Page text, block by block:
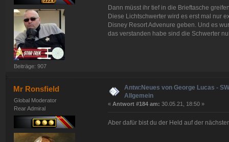
Beiträge: 907
Dann müsst ihr tief in die Brieftasche
Diese Lichtschwerter wird es erst mal nur
Disney Resort Advenure geben. Und es
das verstanden habe sind die Schwerter
Mr Ronsfield
Global Moderator
Rear Admiral
Antw:Neues von George Lucas -
Allgemein
« Antwort #184 am: 30.05.21, 18:50 »
Aber dafür bist du der Held auf der